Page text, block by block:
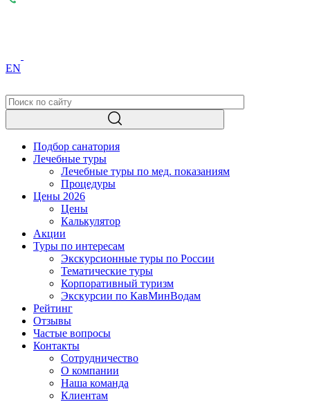
EN
Подбор санатория
Лечебные туры
Лечебные туры по мед. показаниям
Процедуры
Цены 2026
Цены
Калькулятор
Акции
Туры по интересам
Экскурсионные туры по России
Тематические туры
Корпоративный туризм
Экскурсии по КавМинВодам
Рейтинг
Отзывы
Частые вопросы
Контакты
Сотрудничество
О компании
Наша команда
Клиентам